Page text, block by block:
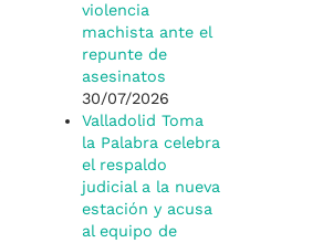
violencia
machista ante el
repunte de
asesinatos
30/07/2026
Valladolid Toma
la Palabra celebra
el respaldo
judicial a la nueva
estación y acusa
al equipo de